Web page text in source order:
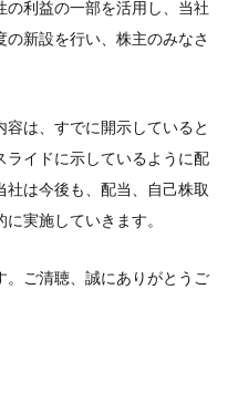
の利益の一部を活用し、当社
新設を行い、株主のみなさ
は、すでに開示していると
ライドに示しているように配
は今後も、配当、自己株取
実施していきます。
。ご清聴、誠にありがとうご